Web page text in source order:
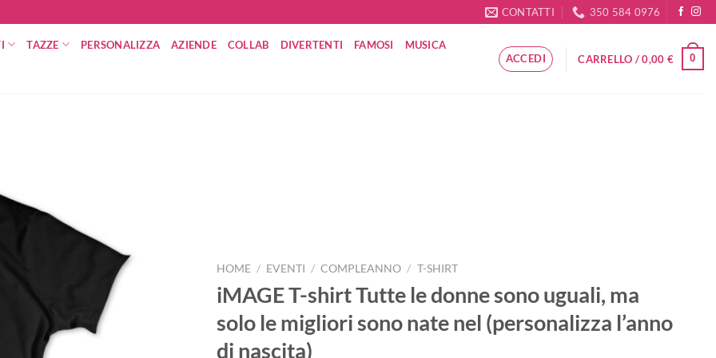
CONTATTI 350 584 0976
TAZZE PERSONALIZZA AZIENDE COLLAB DIVERTENTI FAMOSI MUSICA
ACCEDI CARRELLO /0,00 € 0
HOME / EVENTI / COMPLEANNO / T-SHIRT
iMAGE T-shirt Tutte le donne sono uguali, ma
solo le migliori sono nate nel (personalizza l’anno
di nascita)